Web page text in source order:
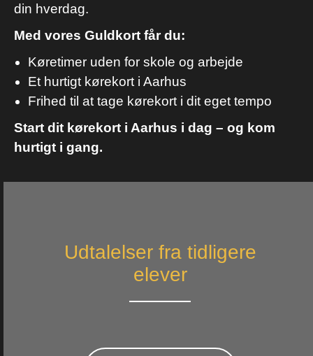
din hverdag.
Med vores Guldkort får du:
Køretimer uden for skole og arbejde
Et hurtigt kørekort i Aarhus
Frihed til at tage kørekort i dit eget tempo
Start dit kørekort i Aarhus i dag – og kom
hurtigt i gang.
Udtalelser fra tidligere
elever